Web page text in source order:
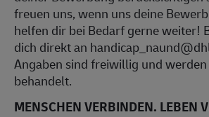
freuen uns, wenn uns deine
helfen dir bei Bedarf gerne weiter!
dich direkt an
Angaben sind freiwillig und
behandelt.
MENSCHEN VERBINDEN. LEBEN